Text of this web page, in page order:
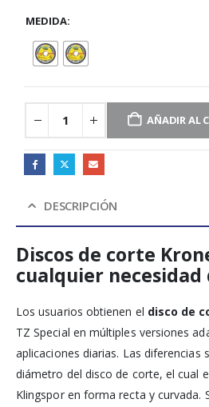
MEDIDA
AÑADIR AL
DESCRIPCIÓN
Discos de corte
cualquier necesidad
Los usuarios obtienen el disco de
TZ Special en múltiples versiones
aplicaciones diarias. Las diferencias
diámetro del disco de corte, el cual
Klingspor en forma recta y curvada.